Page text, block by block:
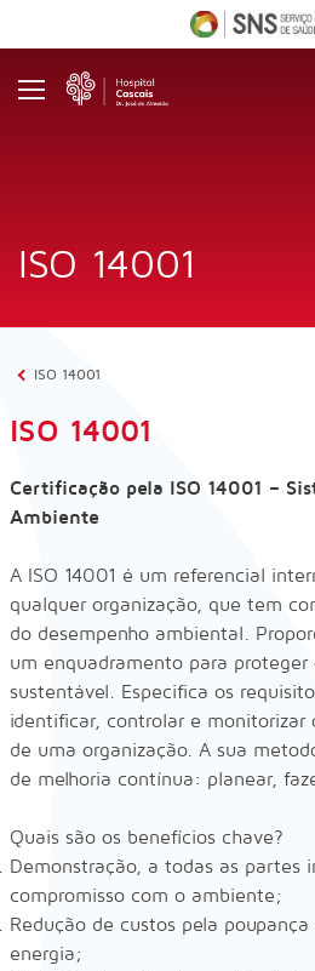
O
Hospital
Comunidade
ISO 14001
ISO 14001
ISO 14001
Certificação pela ISO 14001 –
Ambiente
A ISO 14001 é um referencial
qualquer organização, que tem
do desempenho ambiental.
um enquadramento para
sustentável. Especifica os
identificar, controlar e monitorizar
de uma organização. A sua
de melhoria contínua: planear,
Quais são os benefícios chave?
Demonstração, a todas as partes
compromisso com o ambiente;
Redução de custos pela
energia;